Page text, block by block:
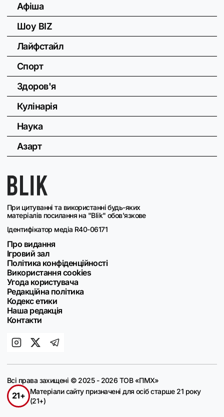
При цитуванні та використанні будь-яких
матеріалів посилання на "Blik" обов'язкове
Ідентифікатор медіа R40-06171
Про видання
Ігровий зал
Політика конфіденційності
Використання cookies
Угода користувача
Редакційна політика
Кодекс етики
Наша редакція
Контакти
Афіша
Шоу BIZ
Лайфстайл
Спорт
Здоров'я
Кулінарія
Наука
Азарт
Всі права захищені © 2025 - 2026 ТОВ «ПМХ»
21+
Матеріали сайту призначені для осіб старше 21 року
(21+)